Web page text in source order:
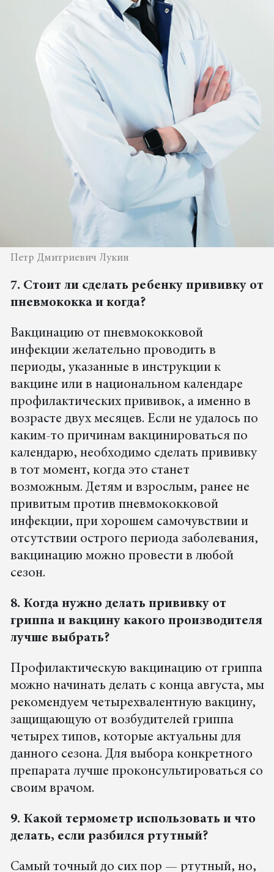
Петр Дмитриевич Лукин
7. Стоит ли сделать ребенку прививку от
пневмококка и когда?
Вакцинацию от пневмококковой
инфекции желательно проводить в
периоды, указанные в инструкции к
вакцине или в национальном календаре
профилактических прививок, а именно в
возрасте двух месяцев. Если не удалось по
каким-то причинам вакцинироваться по
календарю, необходимо сделать прививку
в тот момент, когда это станет
возможным. Детям и взрослым, ранее не
привитым против пневмококковой
инфекции, при хорошем самочувствии и
отсутствии острого периода заболевания,
вакцинацию можно провести в любой
сезон.
8. Когда нужно делать прививку от
гриппа и вакцину какого производителя
лучше выбрать?
Профилактическую вакцинацию от гриппа
можно начинать делать с конца августа, мы
рекомендуем четырехвалентную вакцину,
защищающую от возбудителей гриппа
четырех типов, которые актуальны для
данного сезона. Для выбора конкретного
препарата лучше проконсультироваться со
своим врачом.
9. Какой термометр использовать и что
делать, если разбился ртутный?
Самый точный до сих пор — ртутный, но,